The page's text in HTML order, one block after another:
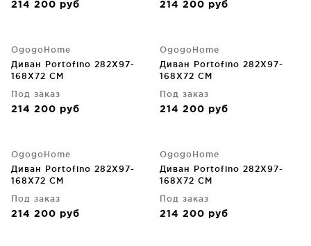
214 200 руб 214 200 руб
OgogoHome
Диван Portofino 282X97-
168X72 CM
Под заказ
214 200 руб
OgogoHome
Диван Portofino 282X97-
168X72 CM
Под заказ
214 200 руб
OgogoHome
Диван Portofino 282X97-
168X72 CM
Под заказ
214 200 руб
OgogoHome
Диван Portofino 282X97-
168X72 CM
Под заказ
214 200 руб